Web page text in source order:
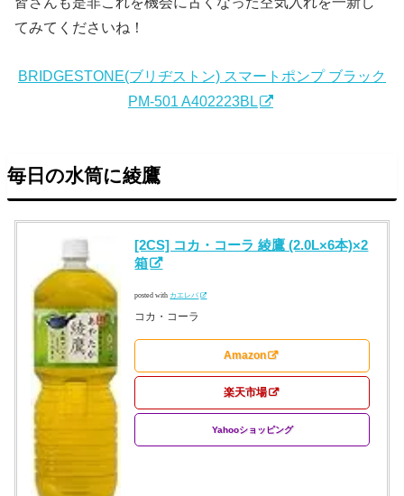
てみてくださいね！
BRIDGESTONE(ブリヂストン) スマートポンプ ブラック
PM-501 A402223BL
毎日の水筒に綾鷹
[2CS] コカ・コーラ 綾鷹 (2.0L×6本)×2
箱
posted with カエレバ
コカ・コーラ
Amazon
楽天市場
Yahooショッピング